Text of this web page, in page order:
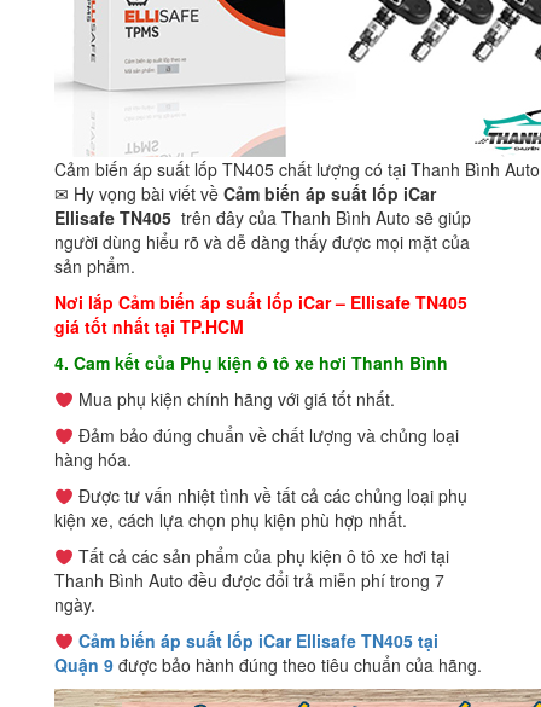
Cảm biến áp suất lốp TN405 chất lượng có tại Thanh Bình Auto
✉ Hy vọng bài viết về Cảm biến áp suất lốp iCar
Ellisafe TN405 trên đây của Thanh Bình Auto sẽ giúp
người dùng hiểu rõ và dễ dàng thấy được mọi mặt của
sản phẩm.
Nơi lắp Cảm biến áp suất lốp iCar– Ellisafe TN405
giá tốt nhất tại TP.HCM
4. Cam kết của Phụ kiện ô tô xe hơi Thanh Bình
Mua phụ kiện chính hãng với giá tốt nhất.
Đảm bảo đúng chuẩn về chất lượng và chủng loại
hàng hóa.
Được tư vấn nhiệt tình về tất cả các chủng loại phụ
kiện xe, cách lựa chọn phụ kiện phù hợp nhất.
Tất cả các sản phẩm của phụ kiện ô tô xe hơi tại
Thanh Bình Auto đều được đổi trả miễn phí trong 7
ngày.
Cảm biến áp suất lốp iCar Ellisafe TN405 tại
Quận 9 được bảo hành đúng theo tiêu chuẩn của hãng.